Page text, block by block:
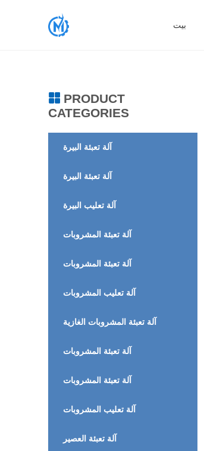
بيت
PRODUCT
CATEGORIES
آلة تعبئة البيرة
آلة تعبئة البيرة
آلة تعليب البيرة
آلة تعبئة المشروبات
آلة تعبئة المشروبات
آلة تعليب المشروبات
آلة تعبئة المشروبات الغازية
آلة تعبئة المشروبات
آلة تعبئة المشروبات
آلة تعليب المشروبات
آلة تعبئة العصير